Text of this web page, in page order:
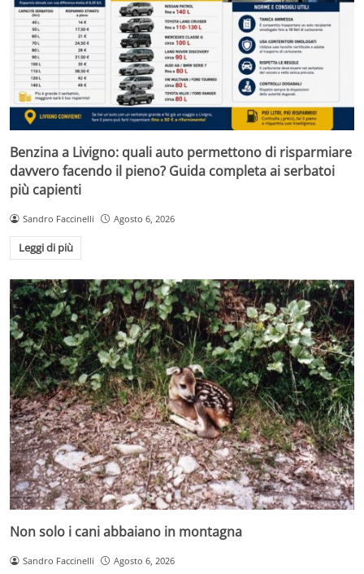
Benzina a Livigno: quali auto permettono di risparmiare
davvero facendo il pieno? Guida completa ai serbatoi
più capienti
Sandro Faccinelli Agosto 6, 2026
Leggi di più
Non solo i cani abbaiano in montagna
Sandro Faccinelli Agosto 6, 2026